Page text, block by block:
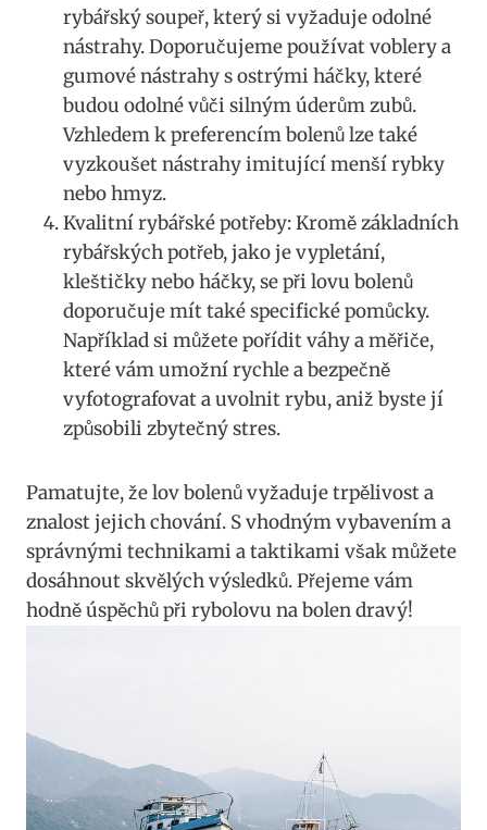
rybářský soupeř, který si ‍vyžaduje odolné
nástrahy. Doporučujeme používat voblery a
gumové nástrahy s ostrými háčky, které
budou odolné vůči⁤ silným úderům zubů.
Vzhledem k preferencím bolenů lze také
vyzkoušet nástrahy ‌imitující menší rybky
nebo hmyz.
Kvalitní rybářské potřeby: Kromě základních
rybářských potřeb, jako je vypletání,
kleštičky nebo háčky, se při lovu⁢ bolenů
doporučuje mít také specifické ⁤pomůcky.
Například si můžete pořídit váhy a měřiče,
které vám umožní rychle a ‌bezpečně
vyfotografovat ⁢a uvolnit rybu, aniž byste jí
způsobili zbytečný stres.
Pamatujte, že lov bolenů vyžaduje ​trpělivost a
znalost jejich chování. S vhodným vybavením a
správnými technikami a taktikami však můžete
dosáhnout skvělých výsledků.‍ Přejeme vám
hodně úspěchů při rybolovu​ na bolen dravý!